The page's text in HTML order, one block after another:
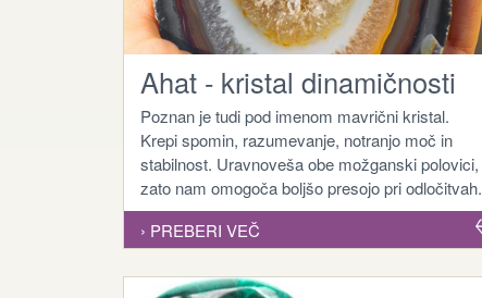
Ahat - kristal dinamičnosti
Poznan je tudi pod imenom mavrični kristal.
Krepi spomin, razumevanje, notranjo moč in
stabilnost. Uravnoveša obe možganski polovici,
zato nam omogoča boljšo presojo pri odločitvah.
› PREBERI VEČ